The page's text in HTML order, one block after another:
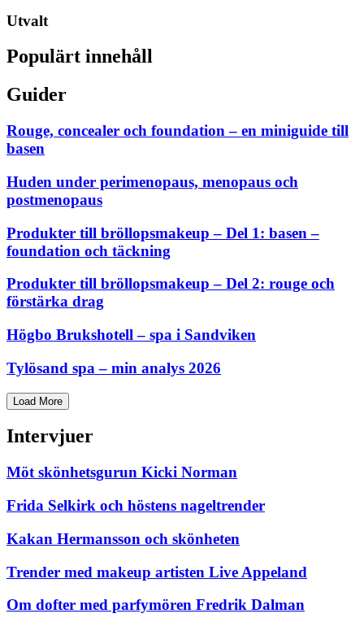
Utvalt
Populärt innehåll
Guider
Rouge, concealer och foundation – en miniguide till
basen
Huden under perimenopaus, menopaus och
postmenopaus
Produkter till bröllopsmakeup – Del 1: basen –
foundation och täckning
Produkter till bröllopsmakeup – Del 2: rouge och
förstärka drag
Högbo Brukshotell – spa i Sandviken
Tylösand spa – min analys 2026
Load More
Intervjuer
Möt skönhetsgurun Kicki Norman
Frida Selkirk och höstens nageltrender
Kakan Hermansson och skönheten
Trender med makeup artisten Live Appeland
Om dofter med parfymören Fredrik Dalman